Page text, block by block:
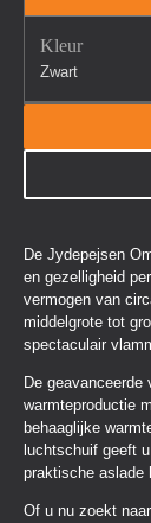
Kleur
Zwart
De Jydepejsen
en gezelligheid
vermogen van
middelgrote tot
spectaculair
De
warmteproductie
behaaglijke
luchtschuif geeft
praktische aslade
Of u nu zoekt